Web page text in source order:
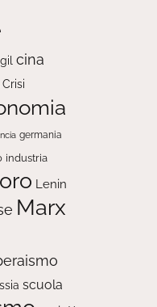
cina
Crisi
germania
industria
Lenin
Marx
scuola